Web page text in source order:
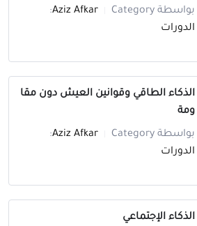
بواسطة Aziz Afkar
Category:
الدورات
الذكاء الطاقي وقوانين العيش دون مقا
ومة
بواسطة Aziz Afkar
Category:
الدورات
الذكاء الإجتماعي